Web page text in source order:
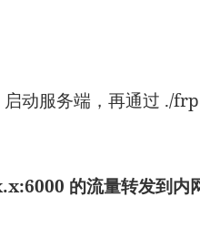
动服务端，再通过 ./
的流量转发到内